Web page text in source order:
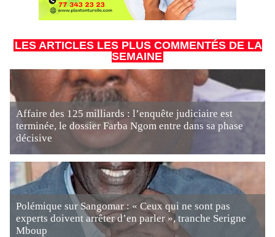
LES ARTICLES LES PLUS COMMENTÉS DE LA
SEMAINE
Affaire des 125 milliards : l’enquête judiciaire est
terminée, le dossier Farba Ngom entre dans sa phase
décisive
Polémique sur Sangomar : « Ceux qui ne sont pas
experts doivent arrêter d’en parler », tranche Serigne
Mboup